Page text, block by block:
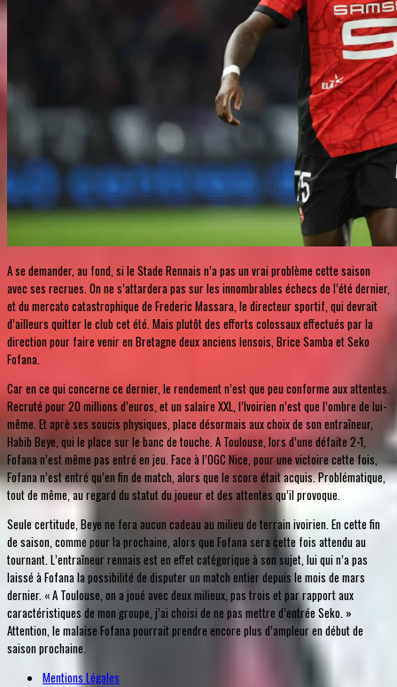
A se demander, au fond, si le Stade Rennais n’a pas un vrai problème cette saison
avec ses recrues. On ne s’attardera pas sur les innombrables échecs de l’été dernier,
et du mercato catastrophique de Frederic Massara, le directeur sportif, qui devrait
d’ailleurs quitter le club cet été. Mais plutôt des efforts colossaux effectués par la
direction pour faire venir en Bretagne deux anciens lensois, Brice Samba et Seko
Fofana.
Car en ce qui concerne ce dernier, le rendement n’est que peu conforme aux attentes.
Recruté pour 20 millions d’euros, et un salaire XXL, l’Ivoirien n’est que l’ombre de lui-
même. Et aprè ses soucis physiques, place désormais aux choix de son entraîneur,
Habib Beye, qui le place sur le banc de touche. A Toulouse, lors d’une défaite 2-1,
Fofana n’est même pas entré en jeu. Face à l’OGC Nice, pour une victoire cette fois,
Fofana n’est entré qu’en fin de match, alors que le score était acquis. Problématique,
tout de même, au regard du statut du joueur et des attentes qu’il provoque.
Seule certitude, Beye ne fera aucun cadeau au milieu de terrain ivoirien. En cette fin
de saison, comme pour la prochaine, alors que Fofana sera cette fois attendu au
tournant. L’entraîneur rennais est en effet catégorique à son sujet, lui qui n’a pas
laissé à Fofana la possibilité de disputer un match entier depuis le mois de mars
dernier. « A Toulouse, on a joué avec deux milieux, pas trois et par rapport aux
caractéristiques de mon groupe, j’ai choisi de ne pas mettre d’entrée Seko. »
Attention, le malaise Fofana pourrait prendre encore plus d’ampleur en début de
saison prochaine.
Mentions Légales